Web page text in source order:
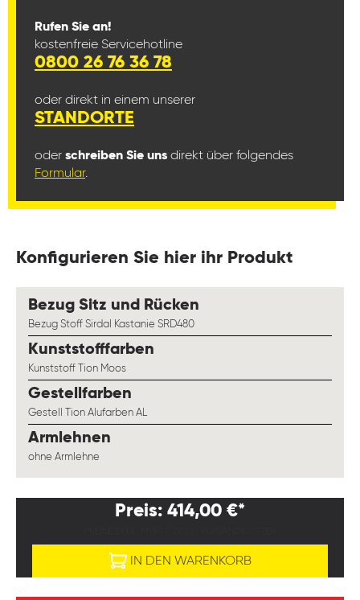
Rufen Sie an!
kostenfreie Servicehotline
0800 26 76 36 78
oder direkt in einem unserer
STANDORTE
oder schreiben Sie uns direkt über folgendes
Formular.
Konfigurieren Sie hier ihr Produkt
Bezug Sitz und Rücken
Bezug Stoff Sirdal Kastanie SRD480
Kunststofffarben
Kunststoff Tion Moos
Gestellfarben
Gestell Tion Alufarben AL
Armlehnen
ohne Armlehne
Preis: 414,00 €*
IN DEN WARENKORB